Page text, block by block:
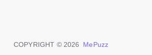
COPYRIGHT © 2026 MePuzz